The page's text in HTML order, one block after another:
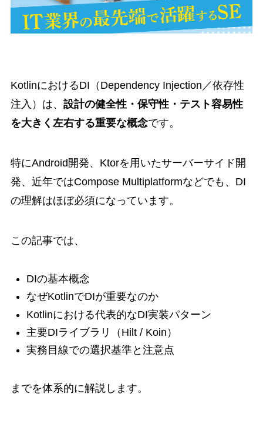
KotlinにおけるDI（Dependency Injection／依存性
注入）は、 設計の健全性・保守性・テスト容易性
を大きく左右する重要な概念です。
特にAndroid開発、Ktorを用いたサーバーサイド開
発、近年ではCompose Multiplatformなどでも、DI
の理解はほぼ必須になっています。
この記事では、
DIの基本概念
なぜKotlinでDIが重要なのか
Kotlinにおける代表的なDI実装パターン
主要DIライブラリ（Hilt / Koin）
実務目線での選択基準と注意点
までを体系的に解説します。